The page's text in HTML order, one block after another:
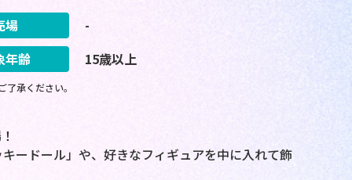
場
-
年齢
15歳以上
承ください。
ードール」や、好きなフィギュアを中に入れて飾